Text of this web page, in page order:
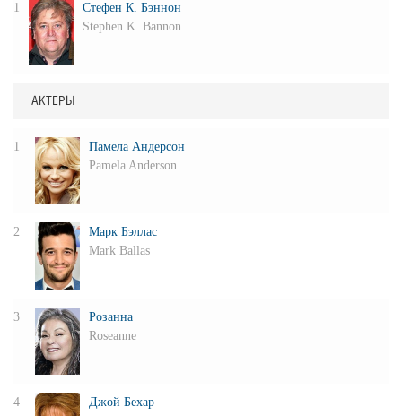
1
Стефен К. Бэннон
Stephen K. Bannon
АКТЕРЫ
1
Памела Андерсон
Pamela Anderson
2
Марк Бэллас
Mark Ballas
3
Розанна
Roseanne
4
Джой Бехар